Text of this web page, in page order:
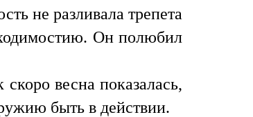
не разливала трепета
Он полюбил
весна показалась,
быть в действии.